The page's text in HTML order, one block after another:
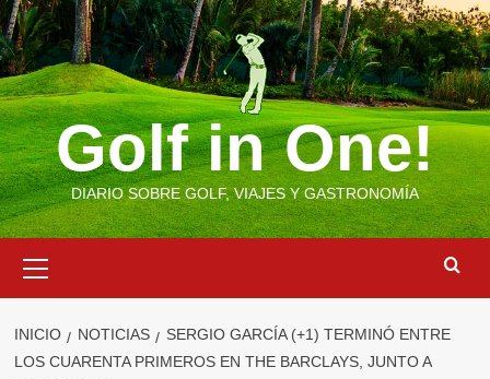
Saltar
al
contenido
Golf in One!
DIARIO SOBRE GOLF, VIAJES Y GASTRONOMÍA
primario
INICIO NOTICIAS
SERGIO GARCÍA (+1) TERMINÓ ENTRE
LOS CUARENTA PRIMEROS EN THE BARCLAYS, JUNTO A